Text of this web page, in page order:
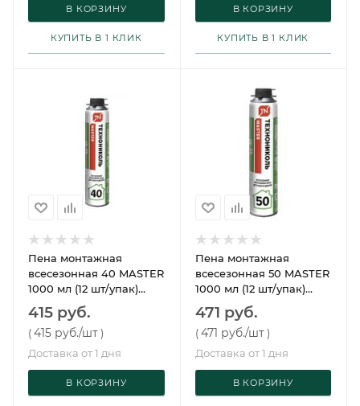
В КОРЗИНУ
КУПИТЬ В 1 КЛИК
В КОРЗИНУ
КУПИТЬ В 1 КЛИК
Пена монтажная
всесезонная 40 MASTER
1000 мл (12 шт/упак)
Технониколь
415 руб.
(415 руб./шт)
Доставка от 1 дня
В КОРЗИНУ
Пена монтажная
всесезонная 50 MASTER
1000 мл (12 шт/упак)
Технониколь
471 руб.
(471 руб./шт )
Доставка от 1 дня
В КОРЗИНУ